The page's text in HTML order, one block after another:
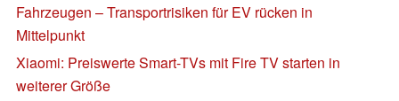
Fahrzeugen – Transportrisiken für EV rücken in
Mittelpunkt
Xiaomi: Preiswerte Smart-TVs mit Fire TV starten in
weiterer Größe